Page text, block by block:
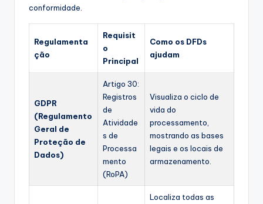
conformidade.
Regulamenta
ção
Requisit
o
Principal
Como os DFDs
ajudam
GDPR
(Regulamento
Geral de
Proteção de
Dados)
Artigo 30:
Registros
de
Atividade
s de
Processa
mento
(RoPA)
Visualiza o ciclo de
vida do
processamento,
mostrando as bases
legais e os locais de
armazenamento.
Localiza todas as